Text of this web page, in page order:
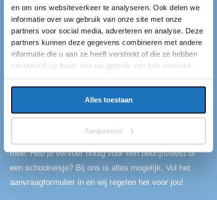
en om ons websiteverkeer te analyseren. Ook delen we
informatie over uw gebruik van onze site met onze
partners voor social media, adverteren en analyse. Deze
partners kunnen deze gegevens combineren met andere
informatie die u aan ze heeft verstrekt of die ze hebben
verzameld op basis van uw gebruik van hun services.
Alles toestaan
Aanpassen
Touringcar huren in Bakel
Op zoek naar een touringcar in Bakel? Dan ben je bij
ons aan het juiste adres! Wij van Eventliner hebben
standplaatsen in Bakel en de rest van Nederland. Wij
gehele land, onder andere van en naar Bakel. De
mee. Heb je vervoer nodig voor een bedrijfsfeest of
een schoolreisje? Bij ons is alles mogelijk. Vul het
aanvraagformulier in en wij regelen het voor jou!